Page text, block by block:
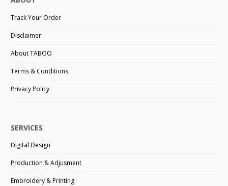
Track Your Order
Disclaimer
About TABOO
Terms & Conditions
Privacy Policy
SERVICES
Digital Design
Production & Adjusment
Embroidery & Printing